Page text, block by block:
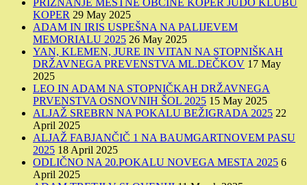
KOPER 29 May 2025
ADAM IN IRIS USPEŠNA NA PALIJEVEM
MEMORIALU 2025 26 May 2025
YAN, KLEMEN, JURE IN VITAN NA STOPNIŠKAH
DRŽAVNEGA PREVENSTVA ML.DEČKOV 17 May
2025
LEO IN ADAM NA STOPNIČKAH DRŽAVNEGA
PRVENSTVA OSNOVNIH ŠOL 2025 15 May 2025
ALJAŽ SREBRN NA POKALU BEŽIGRADA 2025 22
April 2025
ALJAŽ FABJANČIČ 1 NA BAUMGARTNOVEM PASU
2025 18 April 2025
ODLIČNO NA 20.POKALU NOVEGA MESTA 2025 6
April 2025